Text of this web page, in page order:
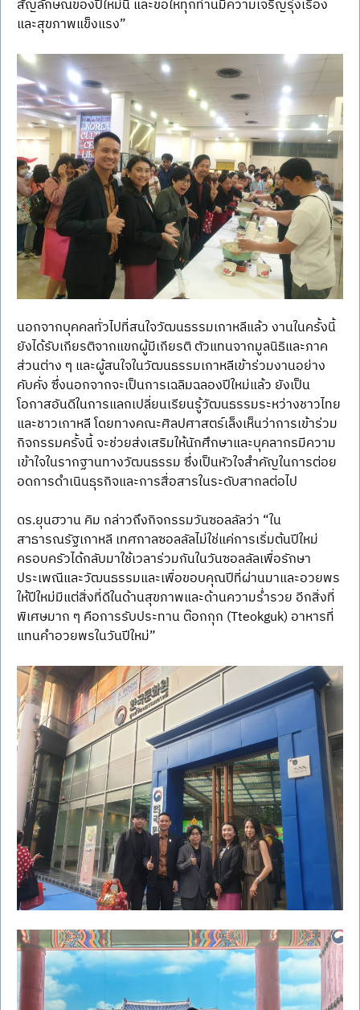
สัญลักษณ์ของปีใหม่นี้ และขอให้ทุกท่านมีความเจริญรุ่งเรือง
และสุขภาพแข็งแรง”
นอกจากบุคคลทั่วไปที่สนใจวัฒนธรรมเกาหลีแล้ว งานในครั้งนี้
ยังได้รับเกียรติจากแขกผู้มีเกียรติ ตัวแทนจากมูลนิธิและภาค
ส่วนต่าง ๆ และผู้สนใจในวัฒนธรรมเกาหลีเข้าร่วมงานอย่าง
คับคั่ง ซึ่งนอกจากจะเป็นการเฉลิมฉลองปีใหม่แล้ว ยังเป็น
โอกาสอันดีในการแลกเปลี่ยนเรียนรู้วัฒนธรรมระหว่างชาวไทย
และชาวเกาหลี โดยทางคณะศิลปศาสตร์เล็งเห็นว่าการเข้าร่วม
กิจกรรมครั้งนี้ จะช่วยส่งเสริมให้นักศึกษาและบุคลากรมีความ
เข้าใจในรากฐานทางวัฒนธรรม ซึ่งเป็นหัวใจสำคัญในการต่อย
อดการดำเนินธุรกิจและการสื่อสารในระดับสากลต่อไป
ดร.ยุนฮวาน คิม กล่าวถึงกิจกรรมวันซอลลัลว่า “ใน
สาธารณรัฐเกาหลี เทศกาลซอลลัลไม่ใช่แค่การเริ่มต้นปีใหม่
ครอบครัวได้กลับมาใช้เวลาร่วมกันในวันซอลลัลเพื่อรักษา
ประเพณีและวัฒนธรรมและเพื่อขอบคุณปีที่ผ่านมาและอวยพร
ให้ปีใหม่มีแต่สิ่งที่ดีในด้านสุขภาพและด้านความร่ำรวย อีกสิ่งที่
พิเศษมาก ๆ คือการรับประทาน ต๊อกกุก (Tteokguk) อาหารที่
แทนคำอวยพรในวันปีใหม่”